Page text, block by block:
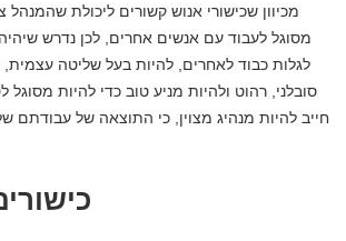
מכיוון שכישורי אנוש קשורים ליכולת שהמנהל
מסוגל לעבוד עם אנשים אחרים, לכן נדרש
לגלות כבוד לאחרים, להיות בעל שליטה עצמית,
סובלני, רהוט ולהיות מניע טוב כדי להיות
חייב להיות מנהיג מצוין, כי התוצאה של עבודתם
2.